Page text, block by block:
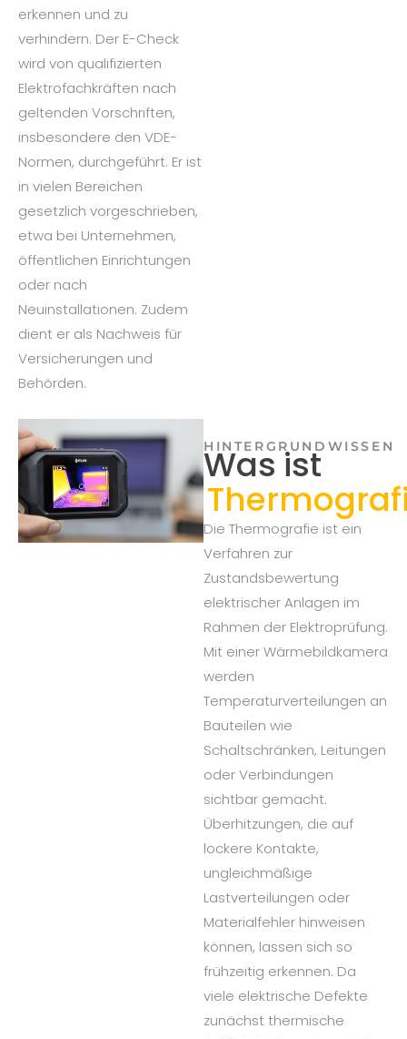
erkennen und zu
verhindern. Der E-Check
wird von qualifizierten
Elektrofachkräften nach
geltenden Vorschriften,
insbesondere den VDE-
Normen, durchgeführt. Er ist
in vielen Bereichen
gesetzlich vorgeschrieben,
etwa bei Unternehmen,
öffentlichen Einrichtungen
oder nach
Neuinstallationen. Zudem
dient er als Nachweis für
Versicherungen und
Behörden.
HINTERGRUNDWISSEN
Was ist
Die Thermografie ist ein
Verfahren zur
Zustandsbewertung
elektrischer Anlagen im
Rahmen der Elektroprüfung.
Mit einer Wärmebildkamera
werden
Temperaturverteilungen an
Bauteilen wie
Schaltschränken, Leitungen
oder Verbindungen
sichtbar gemacht.
Überhitzungen, die auf
lockere Kontakte,
ungleichmäßige
Lastverteilungen oder
Materialfehler hinweisen
können, lassen sich so
frühzeitig erkennen. Da
viele elektrische Defekte
zunächst thermische